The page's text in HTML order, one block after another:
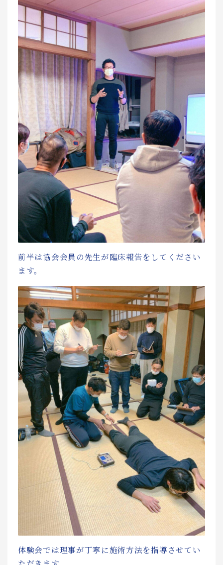
前半は協会会員の先生が臨床報告をしてください
ます。
体験会では理事が丁寧に施術方法を指導させてい